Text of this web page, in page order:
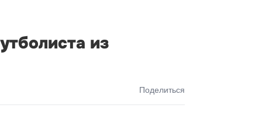
из
Поделиться